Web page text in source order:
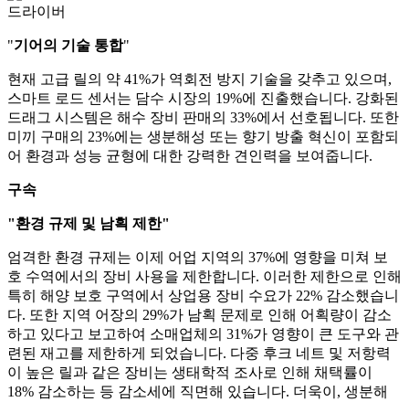
드라이버
"기어의 기술 통합"
현재 고급 릴의 약 41%가 역회전 방지 기술을 갖추고 있으며,
스마트 로드 센서는 담수 시장의 19%에 진출했습니다. 강화된
드래그 시스템은 해수 장비 판매의 33%에서 선호됩니다. 또한
미끼 구매의 23%에는 생분해성 또는 향기 방출 혁신이 포함되
어 환경과 성능 균형에 대한 강력한 견인력을 보여줍니다.
구속
"환경 규제 및 남획 제한"
엄격한 환경 규제는 이제 어업 지역의 37%에 영향을 미쳐 보
호 수역에서의 장비 사용을 제한합니다. 이러한 제한으로 인해
특히 해양 보호 구역에서 상업용 장비 수요가 22% 감소했습니
다. 또한 지역 어장의 29%가 남획 문제로 인해 어획량이 감소
하고 있다고 보고하여 소매업체의 31%가 영향이 큰 도구와 관
련된 재고를 제한하게 되었습니다. 다중 후크 네트 및 저항력
이 높은 릴과 같은 장비는 생태학적 조사로 인해 채택률이
18% 감소하는 등 감소세에 직면해 있습니다. 더욱이, 생분해